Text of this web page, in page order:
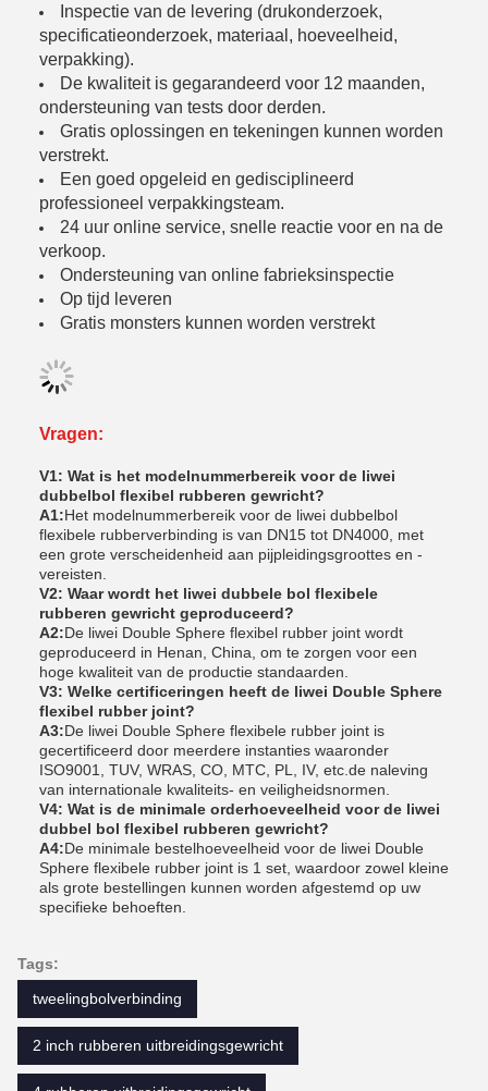
Inspectie van de levering (drukonderzoek,
specificatieonderzoek, materiaal, hoeveelheid,
verpakking).
De kwaliteit is gegarandeerd voor 12 maanden,
ondersteuning van tests door derden.
Gratis oplossingen en tekeningen kunnen worden
verstrekt.
Een goed opgeleid en gedisciplineerd
professioneel verpakkingsteam.
24 uur online service, snelle reactie voor en na de
verkoop.
Ondersteuning van online fabrieksinspectie
Op tijd leveren
Gratis monsters kunnen worden verstrekt
Vragen:
V1: Wat is het modelnummerbereik voor de liwei
dubbelbol flexibel rubberen gewricht?
A1:Het modelnummerbereik voor de liwei dubbelbol
flexibele rubberverbinding is van DN15 tot DN4000, met
een grote verscheidenheid aan pijpleidingsgroottes en -
vereisten.
V2: Waar wordt het liwei dubbele bol flexibele
rubberen gewricht geproduceerd?
A2:De liwei Double Sphere flexibel rubber joint wordt
geproduceerd in Henan, China, om te zorgen voor een
hoge kwaliteit van de productie standaarden.
V3: Welke certificeringen heeft de liwei Double Sphere
flexibel rubber joint?
A3:De liwei Double Sphere flexibele rubber joint is
gecertificeerd door meerdere instanties waaronder
ISO9001, TUV, WRAS, CO, MTC, PL, IV, etc.de naleving
van internationale kwaliteits- en veiligheidsnormen.
V4: Wat is de minimale orderhoeveelheid voor de liwei
dubbel bol flexibel rubberen gewricht?
A4:De minimale bestelhoeveelheid voor de liwei Double
Sphere flexibele rubber joint is 1 set, waardoor zowel kleine
als grote bestellingen kunnen worden afgestemd op uw
specifieke behoeften.
Tags:
tweelingbolverbinding
2 inch rubberen uitbreidingsgewricht